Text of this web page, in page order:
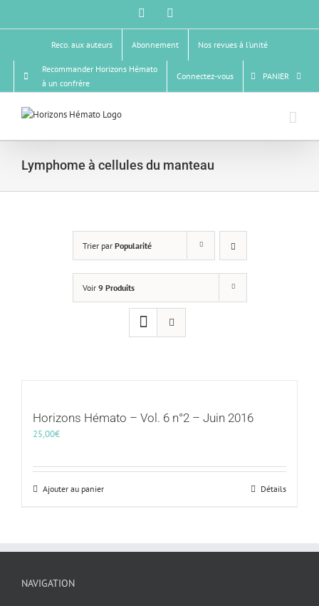
Facebook
Reco. aux auteurs Abonnement Nos revues à l’unité
Recommander Horizons Hémato
à un confrère
Connectez-vous PANIER
Lymphome à cellules du manteau
Trier par Popularité
Voir 9 Produits
Horizons Hémato – Vol. 6 n°2 – Juin 2016
25,00€
Ajouter au panier Détails
NAVIGATION